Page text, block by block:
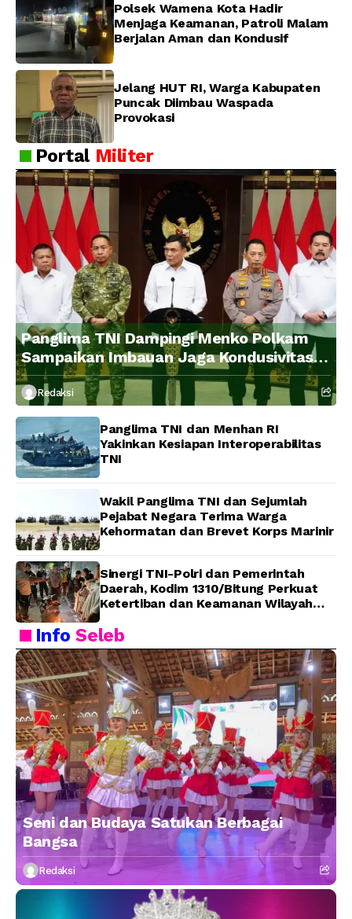
Polsek Wamena Kota Hadir
Menjaga Keamanan, Patroli Malam
Berjalan Aman dan Kondusif
Jelang HUT RI, Warga Kabupaten
Puncak Diimbau Waspada
Provokasi
Portal Militer
Panglima TNI Dampingi Menko Polkam
Sampaikan Imbauan Jaga Kondusivitas
Bangsa
Redaksi
Panglima TNI dan Menhan RI
Yakinkan Kesiapan Interoperabilitas
TNI
Wakil Panglima TNI dan Sejumlah
Pejabat Negara Terima Warga
Kehormatan dan Brevet Korps Marinir
Sinergi TNI-Polri dan Pemerintah
Daerah, Kodim 1310/Bitung Perkuat
Ketertiban dan Keamanan Wilayah
InfoSeleb
Seni dan Budaya Satukan Berbagai
Bangsa
Redaksi